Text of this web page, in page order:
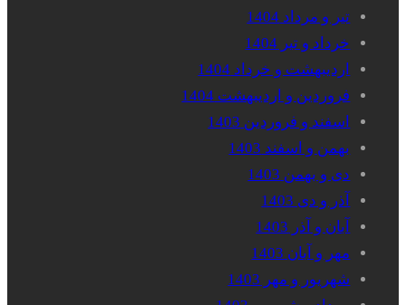
تیر و مرداد 1404
خرداد و تیر 1404
اردیبهشت و خرداد 1404
فروردین و اردیبهشت 1404
اسفند و فروردین 1403
بهمن و اسفند 1403
دی و بهمن 1403
آذر و دی 1403
آبان و آذر 1403
مهر و آبان 1403
شهریور و مهر 1403